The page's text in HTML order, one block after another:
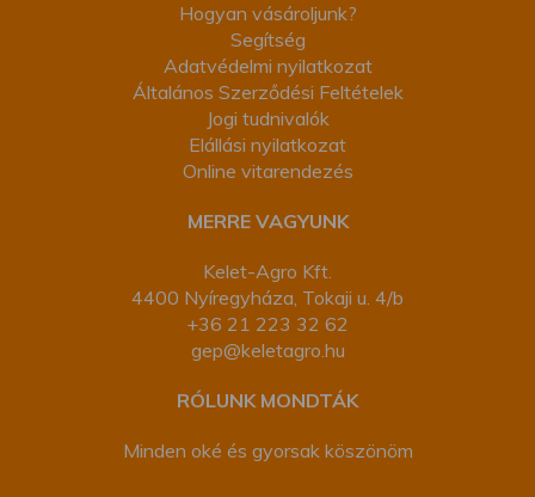
Hogyan vásároljunk?
Segítség
Adatvédelmi nyilatkozat
Általános Szerződési Feltételek
Jogi tudnivalók
Elállási nyilatkozat
Online vitarendezés
MERRE VAGYUNK
Kelet-Agro Kft.
4400 Nyíregyháza, Tokaji u. 4/b
+36 21 223 32 62
gep@keletagro.hu
RÓLUNK MONDTÁK
Minden oké és gyorsak köszönöm